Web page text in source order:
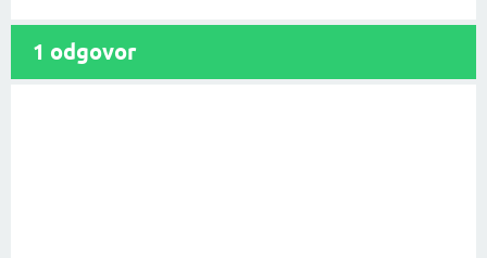
1 odgovor